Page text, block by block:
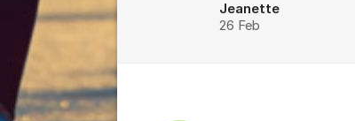
Jeanette
26 Feb